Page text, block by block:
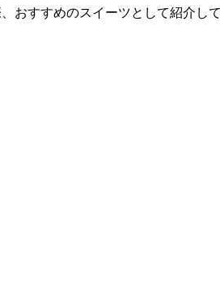
おすすめのスイーツとして紹介し